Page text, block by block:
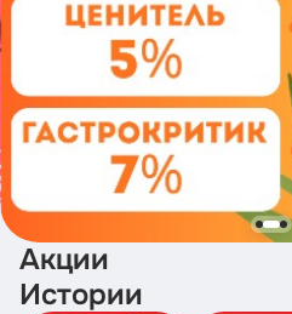
Акции
Истории